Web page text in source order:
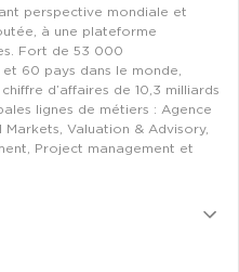
perspective mondiale et
à une plateforme
Fort de 53 000
60 pays dans le monde,
d’affaires de 10,3 milliards
lignes de métiers : Agence
Valuation & Advisory,
Project management et